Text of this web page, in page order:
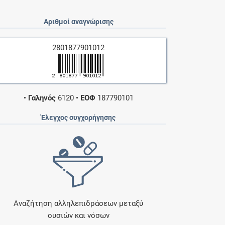
Αριθμοί αναγνώρισης
2801877901012
• Γαληνός6120 • ΕΟΦ 187790101
Έλεγχος συγχορήγησης
Αναζήτηση αλληλεπιδράσεων μεταξύ
ουσιών και νόσων